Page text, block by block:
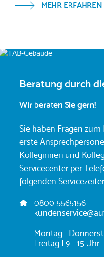
MEHR ERFAHREN
Beratung durch
Wir beraten Sie gern!
Sie haben Fragen
erste
Kolleginnen und
Servicecenter per
folgenden
A
d
e
s
0800 5565156
Montag -
Freitag | 9 - 15 Uhr